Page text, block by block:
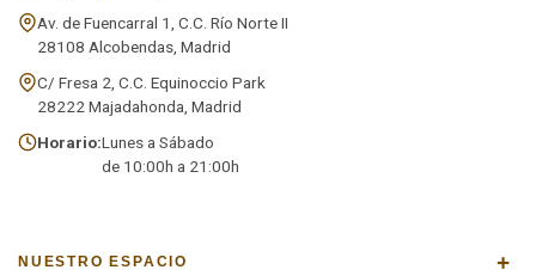
Av. de Fuencarral 1, C.C. Río Norte II
28108 Alcobendas, Madrid
C/ Fresa 2, C.C. Equinoccio Park
28222 Majadahonda, Madrid
Horario:Lunes a Sábado
de 10:00h a 21:00h
NUESTRO ESPACIO +